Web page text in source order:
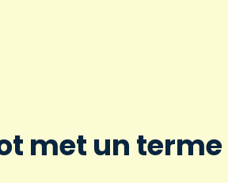
met un terme